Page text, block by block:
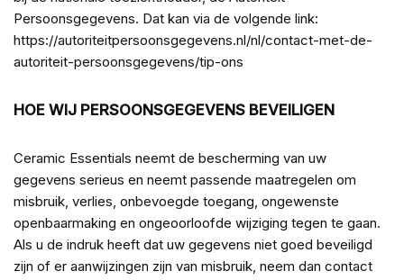
Persoonsgegevens. Dat kan via de volgende link:
https://autoriteitpersoonsgegevens.nl/nl/contact-met-de-
autoriteit-persoonsgegevens/tip-ons
HOE WIJ PERSOONSGEGEVENS BEVEILIGEN
Ceramic Essentials neemt de bescherming van uw
gegevens serieus en neemt passende maatregelen om
misbruik, verlies, onbevoegde toegang, ongewenste
openbaarmaking en ongeoorloofde wijziging tegen te gaan.
Als u de indruk heeft dat uw gegevens niet goed beveiligd
zijn of er aanwijzingen zijn van misbruik, neem dan contact